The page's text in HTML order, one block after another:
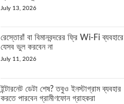
July 13, 2026
রেস্তোরাঁ বা বিমানবন্দরের ফ্রি Wi-Fi ব্যবহারে
যেসব ভুল করবেন না
July 11, 2026
ইন্টারনেট ডেটা শেষ? তবুও ইনস্টাগ্রাম ব্যবহার
করতে পারবেন গ্রামীণফোন গ্রাহকরা